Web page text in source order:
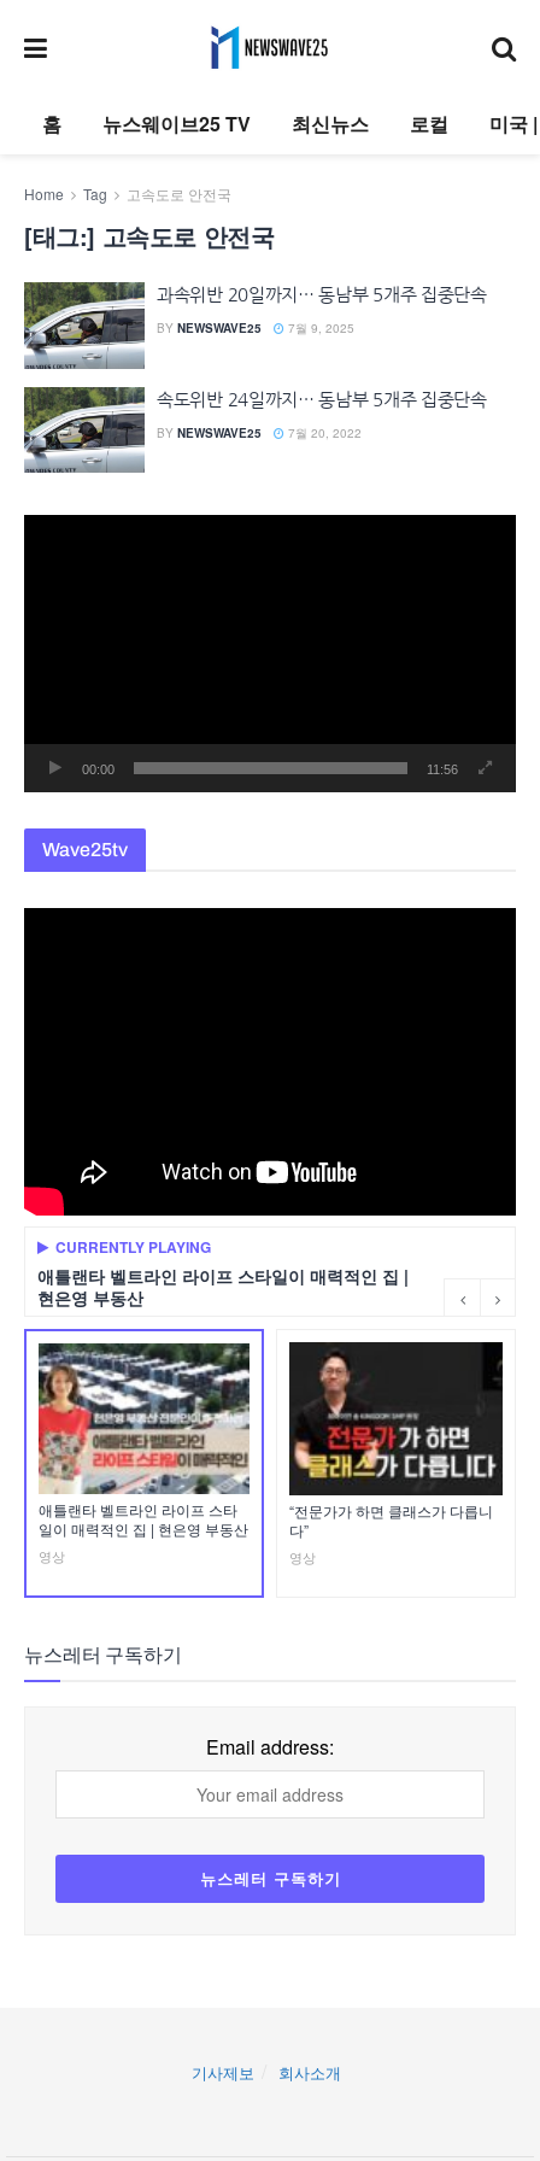
홈 뉴스웨이브25 TV 최신뉴스 로컬 미국
Home Tag 고속도로 안전국
[태그:] 고속도로 안전국
과속위반 20일까지… 동남부 5개주 집중단속
BY NEWSWAVE25 7월 9, 2025
속도위반 24일까지… 동남부 5개주 집중단속
BY NEWSWAVE25 7월 20, 2022
00:00 11:56
Wave25tv
CURRENTLY PLAYING
애틀랜타 벨트라인 라이프 스타일이 매력적인 집 |
현은영 부동산
애틀랜타 벨트라인 라이프 스타
일이 매력적인 집 | 현은영 부동산
영상
“전문가가 하면 클래스가 다릅니
다”
영상
뉴스레터 구독하기
Email address:
기사제보 회사소개